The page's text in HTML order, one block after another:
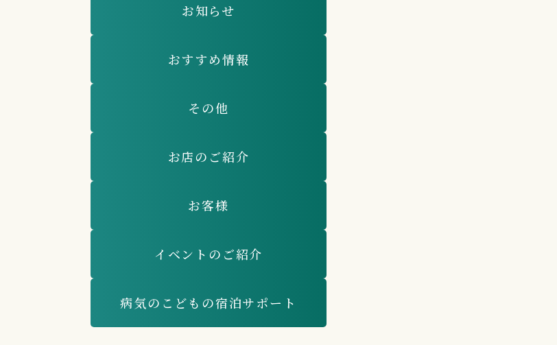
お知らせ
おすすめ情報
その他
お店のご紹介
お客様
イベントのご紹介
病気のこどもの宿泊サポート